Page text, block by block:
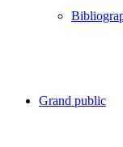
Grand public